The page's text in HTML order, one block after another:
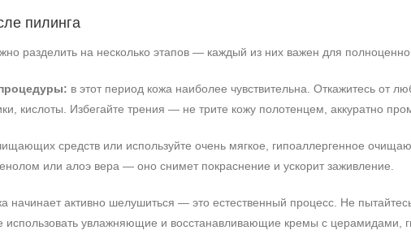
пилинга
разделить на несколько этапов — каждый из них важен для
в этот период кожа наиболее чувствительна. Откажитесь от
кислоты. Избегайте трения — не трите кожу полотенцем, аккуратно
средств или используйте очень мягкое, гипоаллергенное
или алоэ вера — оно снимет покраснение и ускорит заживление.
начинает активно шелушиться — это естественный процесс. Не
увлажняющие и восстанавливающие кремы с церамидами,